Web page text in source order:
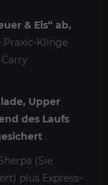
& Eis“ ab,
Klinge
Upper
des Laufs
.
(Sie
plus Express-